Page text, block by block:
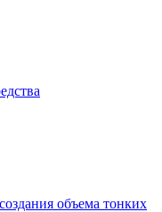
объема тонких